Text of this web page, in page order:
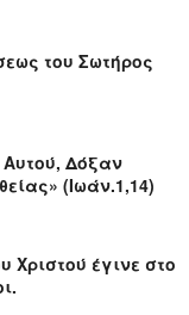
του Σωτήρος
Δόξαν
(Ιωάν.1,14)
Χριστού έγινε στο